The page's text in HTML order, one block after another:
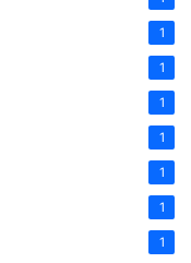
1
1
1
1
1
1
1